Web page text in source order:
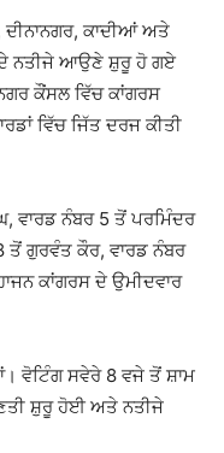
ਕਾਦੀਆਂ ਅਤੇ
ਨਤੀਜੇ ਆਉਣੇ ਸ਼ੁਰੂ ਹੋ ਗਏ
ਕੌਂਸਲ ਵਿੱਚ ਕਾਂਗਰਸ
ਵਿੱਚ ਜਿੱਤ ਦਰਜ ਕੀਤੀ
ਵਾਰਡ ਨੰਬਰ 5 ਤੋਂ ਪਰਮਿੰਦਰ
ਤੋਂ ਗੁਰਵੰਤ ਕੌਰ, ਵਾਰਡ ਨੰਬਰ
ਕਾਂਗਰਸ ਦੇ ਉਮੀਦਵਾਰ
ਵੋਟਿੰਗ ਸਵੇਰੇ 8 ਵਜੇ ਤੋਂ ਸ਼ਾਮ
ਸ਼ੁਰੂ ਹੋਈ ਅਤੇ ਨਤੀਜੇ